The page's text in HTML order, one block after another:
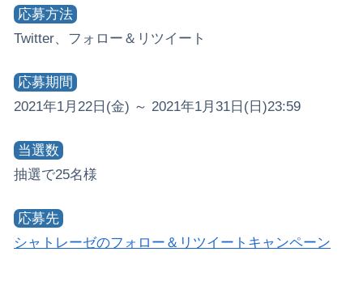
応募方法
Twitter、フォロー＆リツイート
応募期間
2021年1月22日(金) ～ 2021年1月31日(日)23:59
当選数
抽選で25名様
応募先
シャトレーゼのフォロー＆リツイートキャンペーン